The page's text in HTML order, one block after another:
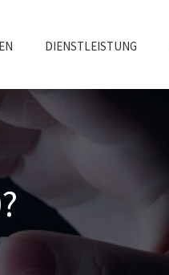
DIENSTLEISTUNG